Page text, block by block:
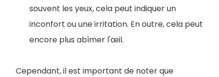
souvent les yeux, cela peut indiquer un
inconfort ou une irritation. En outre, cela peut
encore plus abîmer l'œil.
Cependant, il est important de noter que